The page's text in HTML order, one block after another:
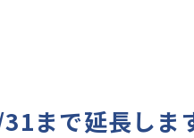
31まで延長し